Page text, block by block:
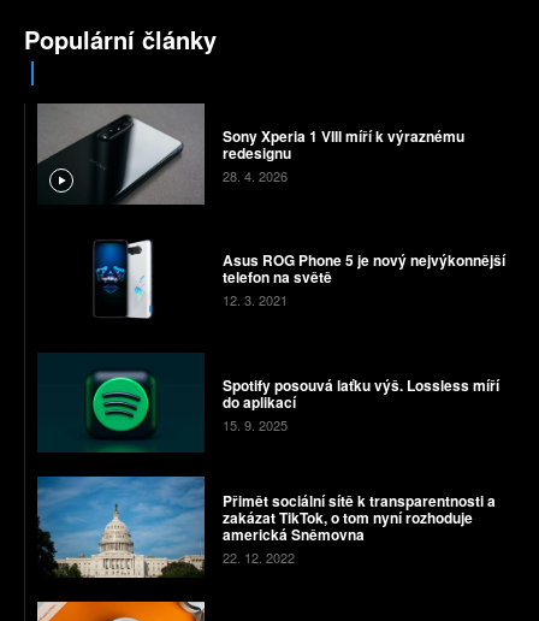
Populární články
Sony Xperia 1 VIII míří k výraznému
redesignu
28. 4. 2026
Asus ROG Phone 5 je nový nejvýkonnější
telefon na světě
12. 3. 2021
Spotify posouvá laťku výš. Lossless míří
do aplikací
15. 9. 2025
Přimět sociální sítě k transparentnosti a
zakázat TikTok, o tom nyní rozhoduje
americká Sněmovna
22. 12. 2022